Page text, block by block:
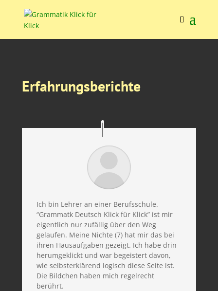
Erfahrungsberichte
Ich bin Lehrer an einer Berufsschule.
“Grammatk Deutsch Klick für Klick” ist mir
eigentlich nur zufällig über den Weg
gelaufen. Meine Nichte (7) hat mir das bei
ihren Hausaufgaben gezeigt. Ich habe drin
herumgeklickt und war begeistert davon,
wie selbsterklärend logisch diese Seite ist.
Die Bildchen haben mich regelrecht
berührt.